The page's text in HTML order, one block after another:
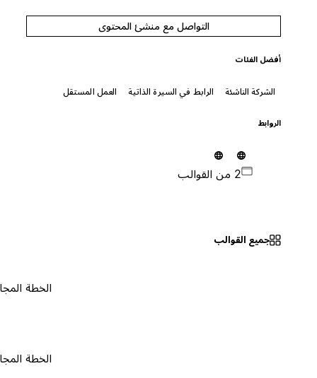
التواصل مع منشئ المحتوى
أفضل الفئات
الشركة الناشئة الرابط في السيرة الذاتية العمل المستقل
جميع القوالب
الخطة المجانية ٠
الخطة المجانية ٠